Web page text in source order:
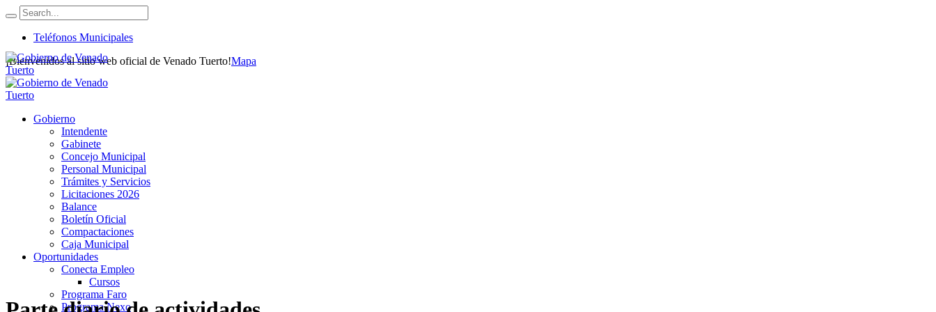
Teléfonos Municipales
¡Bienvenidos al sitio web oficial de Venado Tuerto!Mapa
Gobierno
Intendente
Gabinete
Concejo Municipal
Personal Municipal
Trámites y Servicios
Licitaciones 2026
Balance
Boletín Oficial
Compactaciones
Caja Municipal
Oportunidades
Conecta Empleo
Cursos
Programa Faro
Programa Nexo